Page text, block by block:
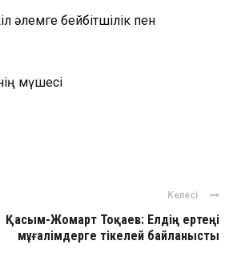
әлемге бейбітшілік пен
мүшесі
Келесі
Қасым-Жомарт Тоқаев: Елдің ертеңі
мұғалімдерге тікелей байланысты